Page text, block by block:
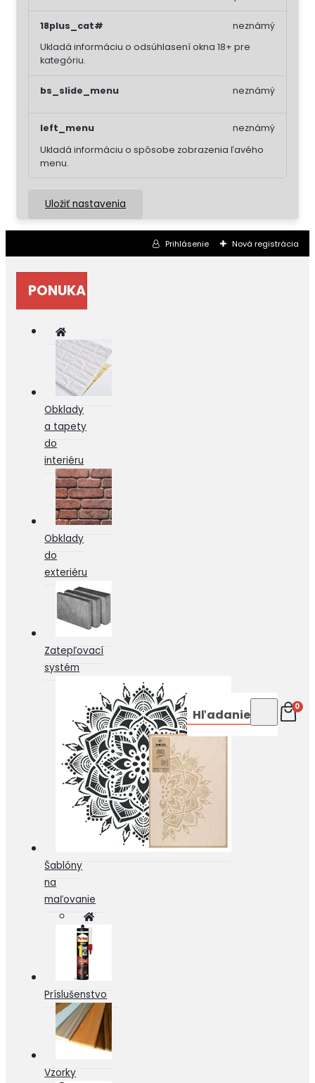
18plus_cat#
Ukladá informáciu o odsúhlasení okna 18+ pre
kategóriu.
neznámý
bs_slide_menu neznámý
left_menu
Ukladá informáciu o spôsobe zobrazenia ľavého
menu.
neznámý
Uložiť nastavenia
Prihlásenie Nová registrácia
PONUKA
Obklady
a tapety
do
interiéru
Obklady
do
exteriéru
Zatepľovací
systém
Šablóny
na
maľovanie
Príslušenstvo
Vzorky
Hľadanie 0